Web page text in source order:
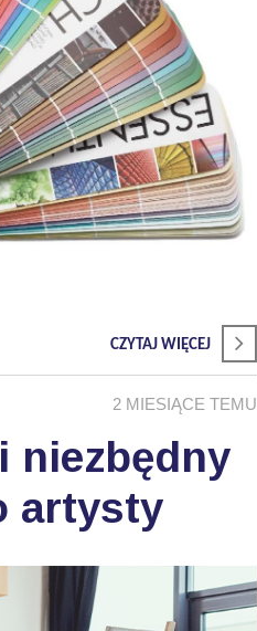
CZYTAJ WIĘCEJ
2 MIESIĄCE TEMU
niezbędny
artysty